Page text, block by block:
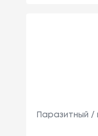
Паразитный /